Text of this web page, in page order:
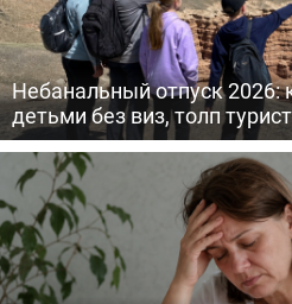
Небанальный отпуск 2026:
детьми без виз, толп